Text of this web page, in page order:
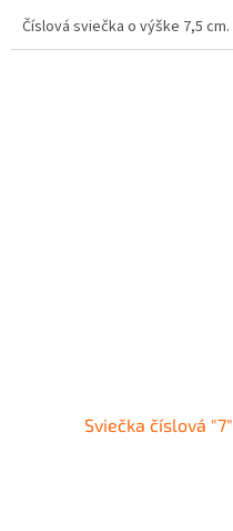
Číslová sviečka o výške 7,5 cm.
Sviečka číslová